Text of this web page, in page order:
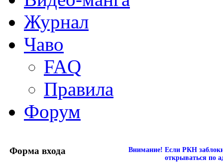
Журнал
Чаво
FAQ
Правила
Форум
Форма входа
Внимание! Если РКН
открываться по